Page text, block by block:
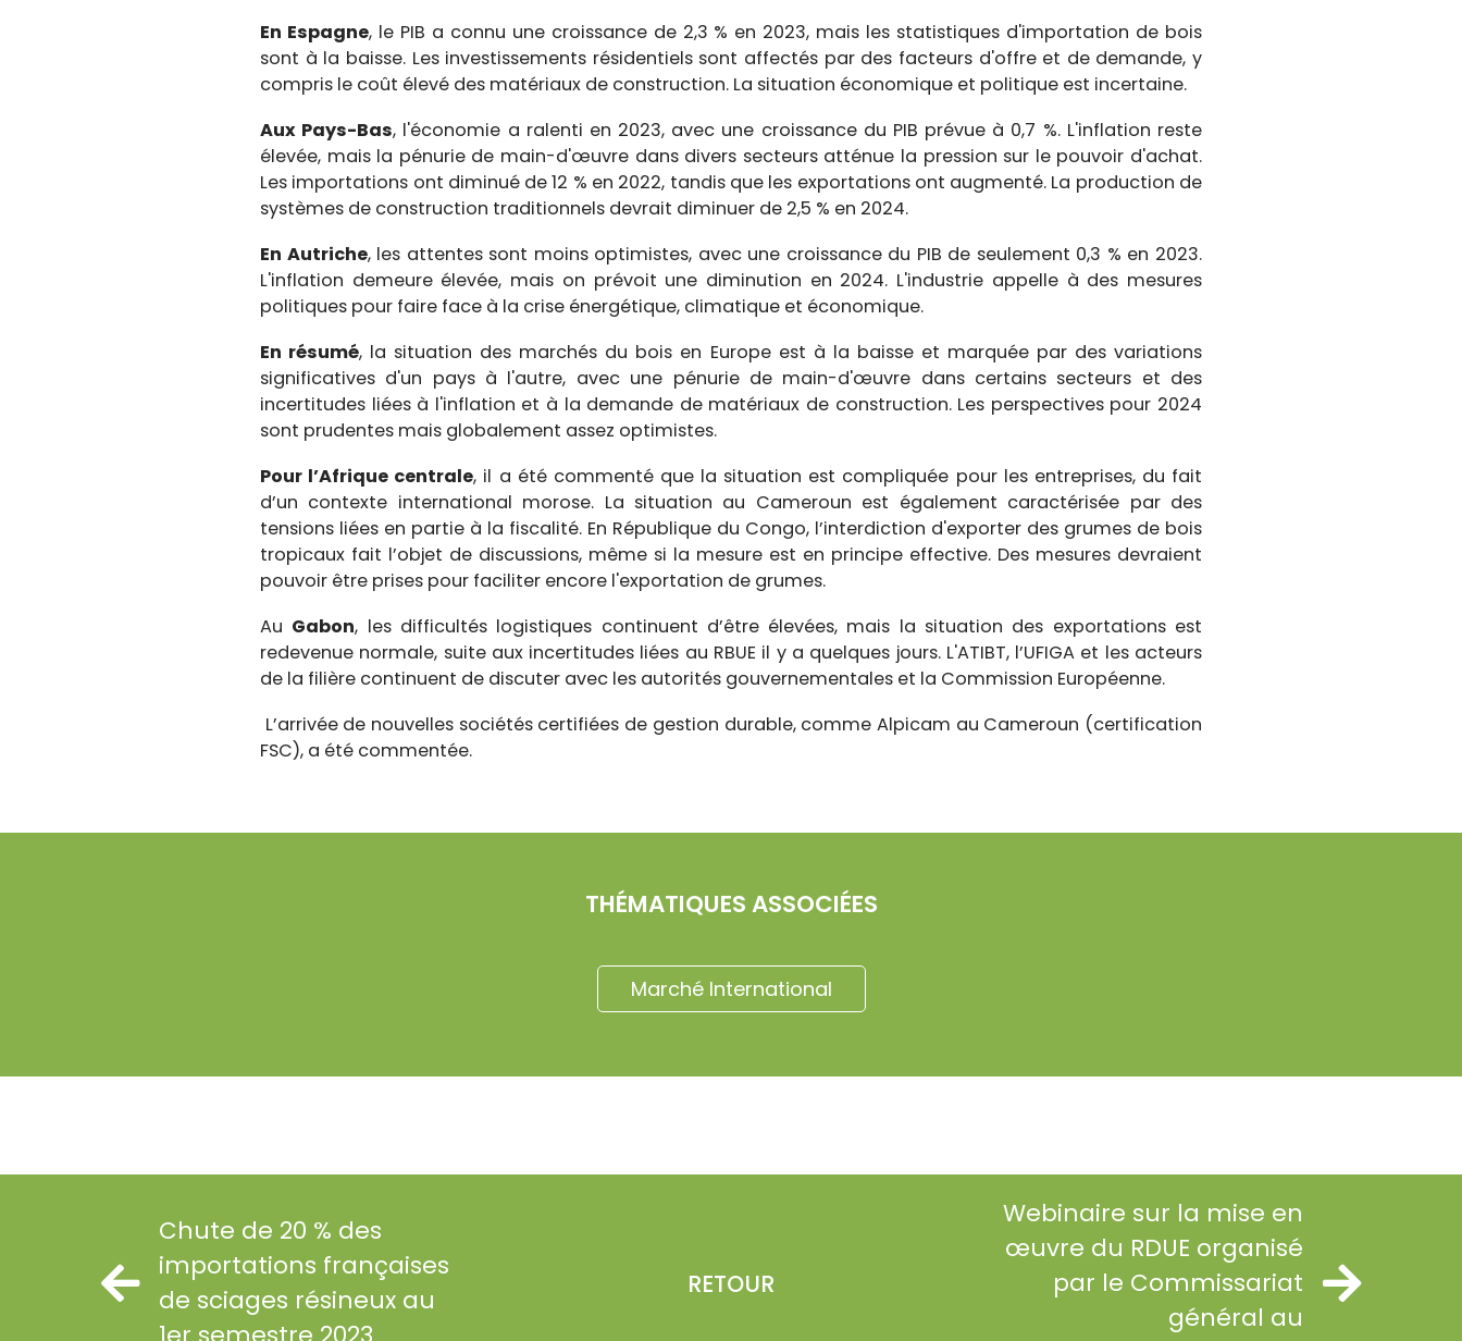
En Espagne, le PIB a connu une croissance de 2,3 % en 2023, mais les statistiques d'importation de bois
sont à la baisse. Les investissements résidentiels sont affectés par des facteurs d'offre et de demande, y
compris le coût élevé des matériaux de construction. La situation économique et politique est incertaine.
Aux Pays-Bas, l'économie a ralenti en 2023, avec une croissance du PIB prévue à 0,7 %. L'inflation reste
élevée, mais la pénurie de main-d'œuvre dans divers secteurs atténue la pression sur le pouvoir d'achat.
Les importations ont diminué de 12 % en 2022, tandis que les exportations ont augmenté. La production de
systèmes de construction traditionnels devrait diminuer de 2,5 % en 2024.
En Autriche, les attentes sont moins optimistes, avec une croissance du PIB de seulement 0,3 % en 2023.
L'inflation demeure élevée, mais on prévoit une diminution en 2024. L'industrie appelle à des mesures
politiques pour faire face à la crise énergétique, climatique et économique.
En résumé, la situation des marchés du bois en Europe est à la baisse et marquée par des variations
significatives d'un pays à l'autre, avec une pénurie de main-d'œuvre dans certains secteurs et des
incertitudes liées à l'inflation et à la demande de matériaux de construction. Les perspectives pour 2024
sont prudentes mais globalement assez optimistes.
Pour l’Afrique centrale, il a été commenté que la situation est compliquée pour les entreprises, du fait
d’un contexte international morose. La situation au Cameroun est également caractérisée par des
tensions liées en partie à la fiscalité. En République du Congo, l’interdiction d'exporter des grumes de bois
tropicaux fait l’objet de discussions, même si la mesure est en principe effective. Des mesures devraient
pouvoir être prises pour faciliter encore l'exportation de grumes.
Au Gabon, les difficultés logistiques continuent d’être élevées, mais la situation des exportations est
redevenue normale, suite aux incertitudes liées au RBUE il y a quelques jours. L'ATIBT, l’UFIGA et les acteurs
de la filière continuent de discuter avec les autorités gouvernementales et la Commission Européenne.
L’arrivée de nouvelles sociétés certifiées de gestion durable, comme Alpicam au Cameroun (certification
FSC), a été commentée.
THÉMATIQUES ASSOCIÉES
Marché International
Chute de 20 % des
importations françaises
de sciages résineux au
RETOUR
Webinaire sur la mise en
œuvre du RDUE organisé
par le Commissariat
général au